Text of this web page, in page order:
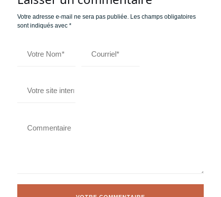
Votre adresse e-mail ne sera pas publiée. Les champs obligatoires
sont indiqués avec *